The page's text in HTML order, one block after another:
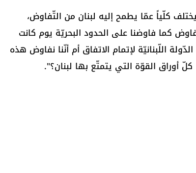
كلّياً عمّا يطمح إليه لبنان من التّفاوض،
كما فاوضنا على الحدود البحريّة يوم كانت
اللّبنانيّة لإتمام الاتفاق أم أنّنا نفاوض هذه
أوراق القوّة التي يتمتّع بها لبنان؟".